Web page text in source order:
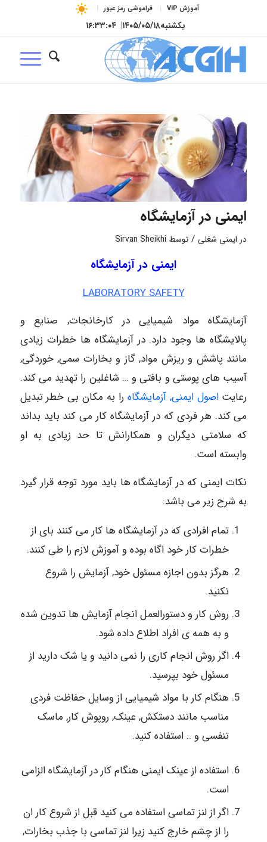
آموزش VIP فراموشی رمز عبور
یکشنبه۱۴۰۵/۰۵/۱۸| ۱۶:۳۳:۰۵
ایمنی در آزمایشگاه
در ایمنی شغلی / توسط Sirvan Sheikhi
ایمنی در آزمایشگاه
LABORATORYSAFETY
آزمایشگاه مواد شیمیایی در کارخانجات, صنایع و
پالایشگاه ها وجود دارد. در آزمایشگاه ها خطرات زیادی
مانند پاشش و ریزش مواد, گاز و بخارات سمی, خوردگی,
آسیب های پوستی و بافتی و … شاغلین را تهدید می کند.
رعایتاصول ایمنی, آزمایشگاه را به مکان بی خطر تبدیل
می کند. هر فردی که در آزمایشگاه کار می کند باید بداند
که سلامتی دیگران و همکارانش تا حد زیادی به او
وابسته است.
نکات ایمنی که در آزمایشگاه ها باید مورد توجه قرار گیرد
به شرح زیر می باشد:
تمام افرادی که در آزمایشگاه ها کار می کنند بای از
خطرات کار خود اگاه بوده و آموزش لازم را طی کنند.
هرگز بدون اجازه مسئول خود, آزمایش را شروع
نکنید.
روش کار و دستورالعمل انجام آزمایش ها تدوین شده
و به همه ی افراد اطلاع داده شود.
اگر روش انجام کاری را نمی دانید و یا شک دارید از
مسئول خود بپرسید.
هنگام کار با مواد شیمیایی از وسایل حفاظت فردی
مناسب مانند دستکش, عینک, روپوش کار, ماسک
تنفسی و .. استفاده کنید.
استفاده از عینک ایمنی هنگام کار در آزمایشگاه الزامی
است.
اگر از لنز تماسی استفاده می کنید قبل از شروع کار ان
را از چشم خارج کنید زیرا لنز تماسی با جذب بخارات,